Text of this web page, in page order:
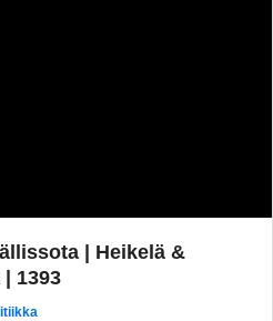
| Heikelä &
1393